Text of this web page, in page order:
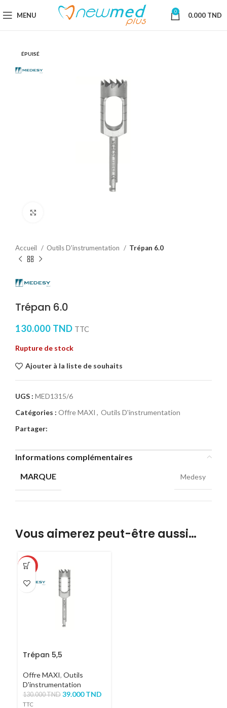
MENU 0 0.000 TND
ÉPUISÉ
Accueil Outils D'instrumentation Trépan 6.0
Trépan 6.0
130.000 TND TTC
Rupture de stock
Ajouter à la liste de souhaits
UGS : MED1315/6
Catégories : Offre MAXI , Outils D'instrumentation
Partager:
Informations complémentaires
MARQUE
Medesy
Vous aimerez peut-être aussi…
-70%
Trépan 5,5
Offre MAXI, Outils
D'instrumentation
130.000TND 39.000TND
TTC